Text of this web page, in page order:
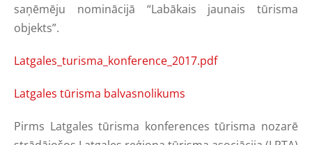
saņēmēju nominācijā “Labākais jaunais tūrisma
objekts”.
Latgales_turisma_konference_2017.pdf
Latgales tūrisma balvasnolikums
Pirms Latgales tūrisma konferences tūrisma nozarē